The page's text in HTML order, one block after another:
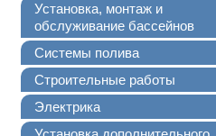
Установка, монтаж и
обслуживание бассейнов
Системы полива
Строительные работы
Электрика